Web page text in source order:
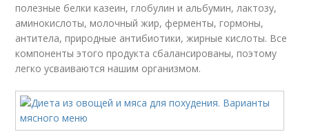
полезные белки казеин, глобулин и альбумин, лактозу,
аминокислоты, молочный жир, ферменты, гормоны,
антитела, природные антибиотики, жирные кислоты. Все
компоненты этого продукта сбалансированы, поэтому
легко усваиваются нашим организмом.